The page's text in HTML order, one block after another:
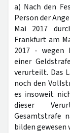
a) Nach den
Person der
Mai 2017
Frankfurt am
2017 - wegen
einer
verurteilt. Das
noch den
es insoweit
dieser
Gesamtstrafe
bilden gewesen